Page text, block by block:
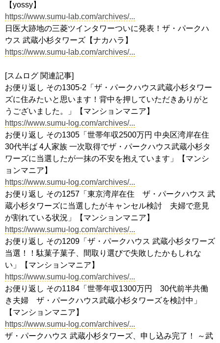
【yossy】
https://www.sumu-lab.com/archives/...
日医大跡地の三菱ツインタワーついに発表！ザ・パークハ
ウス 武蔵小杉タワーズ【ナカハラ】
https://www.sumu-lab.com/archives/...
[スムログ 関連記事]
お便り返し その1305-2「ザ・パークハウス武蔵小杉タワー
ズに住みたいと思います！背中を押していただきありがと
うございました。」【マンションマニア】
https://www.sumu-log.com/archives/...
お便り返し その1305「世帯年収2500万円 中央区湾岸在住
30代半ば 4人家族 一次取得でザ・パークハウス武蔵小杉タ
ワーズに当選したが一抹の不安を抱えています」【マンシ
ョンマニア】
https://www.sumu-log.com/archives/...
お便り返し その1257「東京湾岸在住 ザ・パークハウス 武
蔵小杉タワーズに当選したがキャンセル検討 夫婦で意見
が割れている状況」【マンションマニア】
https://www.sumu-log.com/archives/...
お便り返し その1209「ザ・パークハウス 武蔵小杉タワーズ
当選！！駄菓子菓子、間取り選びで失敗したかもしれな
い」【マンションマニア】
https://www.sumu-log.com/archives/...
お便り返し その1184「世帯年収1300万円 30代前半共働
き夫婦 ザ・パークハウス武蔵小杉タワーズを検討中」
【マンションマニア】
https://www.sumu-log.com/archives/...
ザ・パークハウス 武蔵小杉タワーズ、申し込み完了！ ～武